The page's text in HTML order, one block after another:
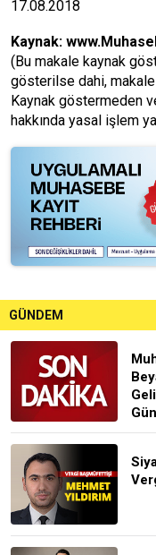
17.08.2018
Kaynak:
(Bu makale kaynak
gösterilse dahi,
Kaynak göstermeden
hakkında yasal işlem
GÜNDEM